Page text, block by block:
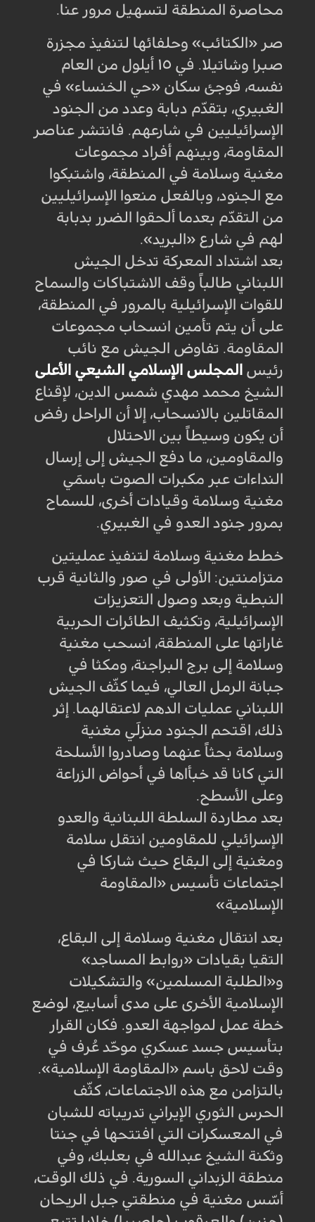
محاصرة المنطقة لتسهيل مرور عنا.
صر «الكتائب» وحلفائها لتنفيذ مجزرة
صبرا وشاتيلا. في ١٥ أيلول من العام
نفسه، فوجئ سكان «حي الخنساء» في
الغبيري، بتقدّم دبابة وعدد من الجنود
الإسرائيليين في شارعهم. فانتشر عناصر
المقاومة، وبينهم أفراد مجموعات
مغنية وسلامة في المنطقة، واشتبكوا
مع الجنود، وبالفعل منعوا الإسرائيليين
من التقدّم بعدما ألحقوا الضرر بدبابة
لهم في شارع «البريد».
بعد اشتداد المعركة تدخل الجيش
اللبناني طالباً وقف الاشتباكات والسماح
للقوات الإسرائيلية بالمرور في المنطقة،
على أن يتم تأمين انسحاب مجموعات
المقاومة. تفاوض الجيش مع نائب
رئيس المجلس الإسلامي الشيعي الأعلى
الشيخ محمد مهدي شمس الدين، لإقناع
المقاتلين بالانسحاب، إلا أن الراحل رفض
أن يكون وسيطاً بين الاحتلال
والمقاومين، ما دفع الجيش إلى إرسال
النداءات عبر مكبرات الصوت باسمَي
مغنية وسلامة وقيادات أخرى، للسماح
بمرور جنود العدو في الغبيري.
خطط مغنية وسلامة لتنفيذ عمليتين
متزامنتين: الأولى في صور والثانية قرب
النبطية وبعد وصول التعزيزات
الإسرائيلية، وتكثيف الطائرات الحربية
غاراتها على المنطقة، انسحب مغنية
وسلامة إلى برج البراجنة، ومكثا في
جبانة الرمل العالي، فيما كثّف الجيش
اللبناني عمليات الدهم لاعتقالهما. إثر
ذلك، اقتحم الجنود منزلَي مغنية
وسلامة بحثاً عنهما وصادروا الأسلحة
التي كانا قد خبأاها في أحواض الزراعة
وعلى الأسطح.
بعد مطاردة السلطة اللبنانية والعدو
الإسرائيلي للمقاومين انتقل سلامة
ومغنية إلى البقاع حيث شاركا في
اجتماعات تأسيس «المقاومة
الإسلامية»
بعد انتقال مغنية وسلامة إلى البقاع،
التقيا بقيادات «روابط المساجد»
و«الطلبة المسلمين» والتشكيلات
الإسلامية الأخرى على مدى أسابيع، لوضع
خطة عمل لمواجهة العدو. فكان القرار
بتأسيس جسد عسكري موحّد عُرف في
وقت لاحق باسم «المقاومة الإسلامية».
بالتزامن مع هذه الاجتماعات، كثّف
الحرس الثوري الإيراني تدريباته للشبان
في المعسكرات التي افتتحها في جنتا
وثكنة الشيخ عبدالله في بعلبك، وفي
منطقة الزبداني السورية. في ذلك الوقت،
أسّس مغنية في منطقتي جبل الريحان